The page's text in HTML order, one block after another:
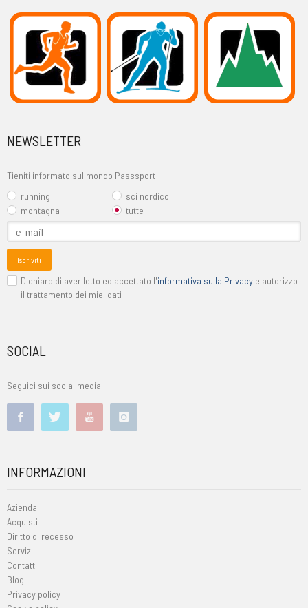
NEWSLETTER
Tieniti informato sul mondo Passsport
running
sci nordico
montagna
tutte
Iscriviti
Dichiaro di aver letto ed accettato l'informativa sulla Privacy e autorizzo
il trattamento dei miei dati
SOCIAL
Seguici sui social media
INFORMAZIONI
Azienda
Acquisti
Diritto di recesso
Servizi
Contatti
Blog
Privacy policy